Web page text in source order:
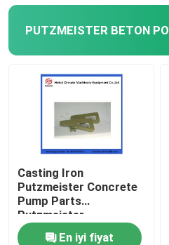
Casting Iron
Putzmeister Concrete
Pump Parts
Putzmeister
Agitatoring Paddles
En iyi fiyat